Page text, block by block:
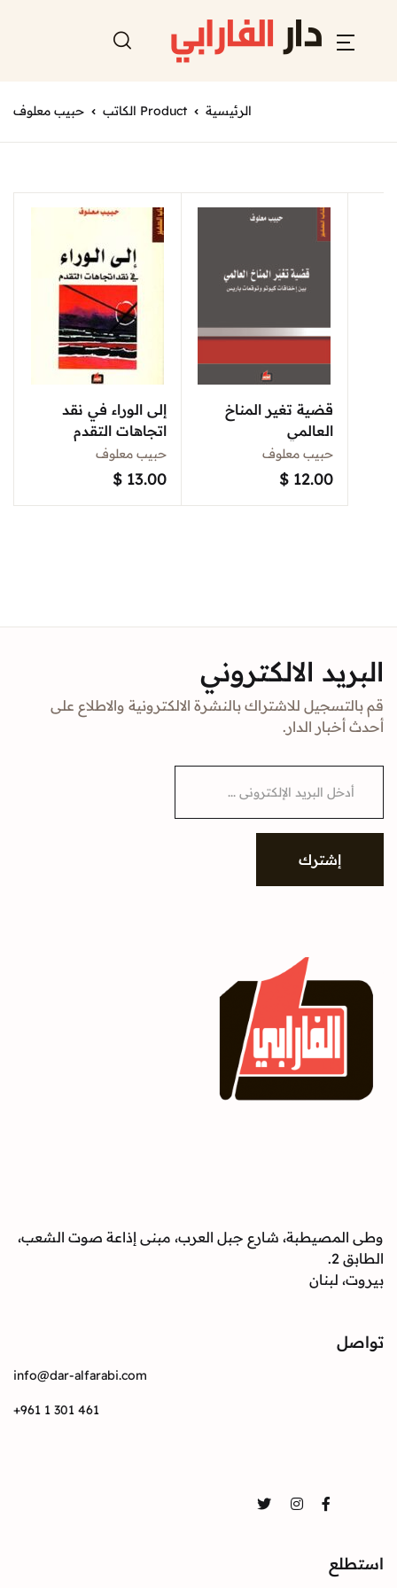
الرئيسية Product الكاتب حبيب معلوف
قضية تغير المناخ
العالمي
حبيب معلوف
$ 12.00
إلى الوراء في نقد
اتجاهات التقدم
حبيب معلوف
$13.00
البريد الالكتروني
قم بالتسجيل للاشتراك بالنشرة الالكترونية والاطلاع على
أحدث أخبار الدار.
i
إشترك
وطى المصيطبة، شارع جبل العرب، مبنى إذاعة صوت الشعب،
الطابق 2.
بيروت، لبنان
تواصل
info@dar-alfarabi.com
+961 1 301 461
Facebook
Instagram
Twitter
استطلع